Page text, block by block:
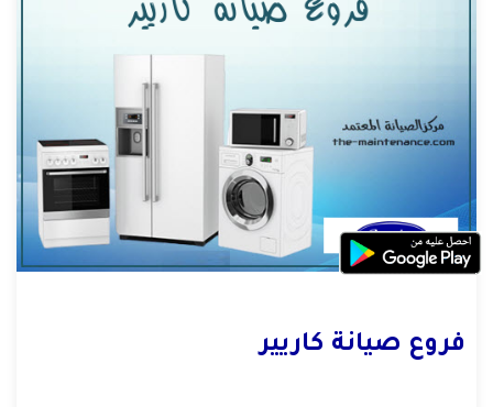
فروع صيانة كاريير